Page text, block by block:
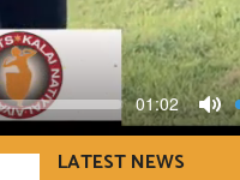
Current
time
01:02
LATEST NEWS